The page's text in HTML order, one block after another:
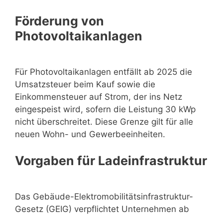
Förderung von
Photovoltaikanlagen
Für Photovoltaikanlagen entfällt ab 2025 die
Umsatzsteuer beim Kauf sowie die
Einkommensteuer auf Strom, der ins Netz
eingespeist wird, sofern die Leistung 30 kWp
nicht überschreitet. Diese Grenze gilt für alle
neuen Wohn- und Gewerbeeinheiten.
Vorgaben für Ladeinfrastruktur
Das Gebäude-Elektromobilitätsinfrastruktur-
Gesetz (GEIG) verpflichtet Unternehmen ab